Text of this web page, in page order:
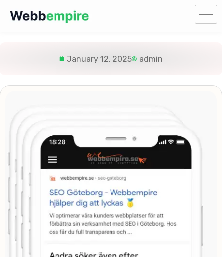
January 12, 2025 admin